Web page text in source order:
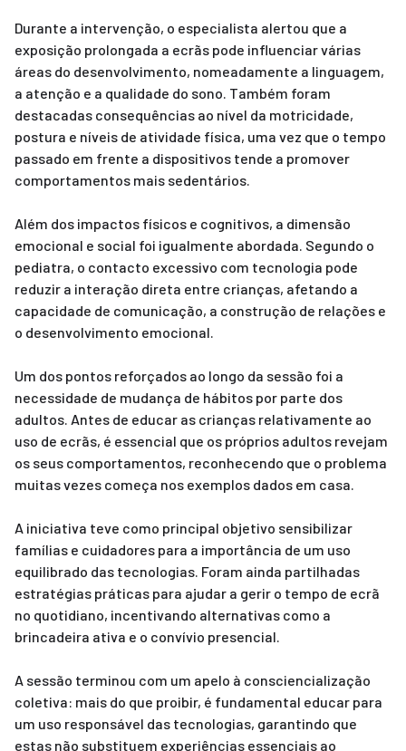
Durante a intervenção, o especialista alertou que a
exposição prolongada a ecrãs pode influenciar várias
áreas do desenvolvimento, nomeadamente a linguagem,
a atenção e a qualidade do sono. Também foram
destacadas consequências ao nível da motricidade,
postura e níveis de atividade física, uma vez que o tempo
passado em frente a dispositivos tende a promover
comportamentos mais sedentários.
Além dos impactos físicos e cognitivos, a dimensão
emocional e social foi igualmente abordada. Segundo o
pediatra, o contacto excessivo com tecnologia pode
reduzir a interação direta entre crianças, afetando a
capacidade de comunicação, a construção de relações e
o desenvolvimento emocional.
Um dos pontos reforçados ao longo da sessão foi a
necessidade de mudança de hábitos por parte dos
adultos. Antes de educar as crianças relativamente ao
uso de ecrãs, é essencial que os próprios adultos revejam
os seus comportamentos, reconhecendo que o problema
muitas vezes começa nos exemplos dados em casa.
A iniciativa teve como principal objetivo sensibilizar
famílias e cuidadores para a importância de um uso
equilibrado das tecnologias. Foram ainda partilhadas
estratégias práticas para ajudar a gerir o tempo de ecrã
no quotidiano, incentivando alternativas como a
brincadeira ativa e o convívio presencial.
A sessão terminou com um apelo à consciencialização
coletiva: mais do que proibir, é fundamental educar para
um uso responsável das tecnologias, garantindo que
estas não substituem experiências essenciais ao